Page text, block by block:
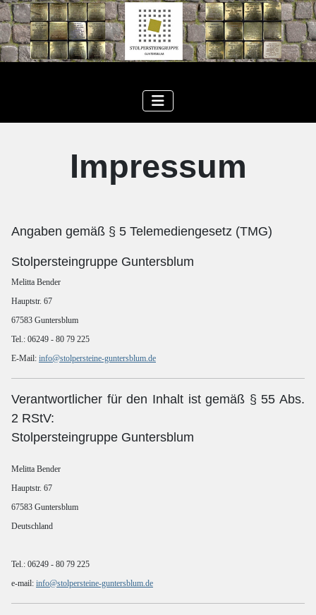
Impressum
Angaben gemäß § 5 Telemediengesetz (TMG)
Stolpersteingruppe Guntersblum
Melitta Bender
Hauptstr. 67
67583 Guntersblum
Tel.: 06249 - 80 79 225
E-Mail: info@stolpersteine-guntersblum.de
Verantwortlicher für den Inhalt ist gemäß § 55 Abs.
2 RStV:
Stolpersteingruppe Guntersblum
Melitta Bender
Hauptstr. 67
67583 Guntersblum
Deutschland
Tel.: 06249 - 80 79 225
e-mail: info@stolpersteine-guntersblum.de